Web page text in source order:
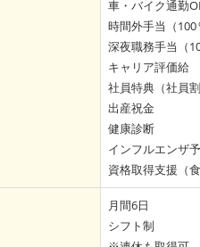
車・バイク通勤
時間外手当（100
深夜職務手当（
キャリア評価給
社員特典（社員割
出産祝金
健康診断
インフルエンザ
資格取得支援（
月間6日
シフト制